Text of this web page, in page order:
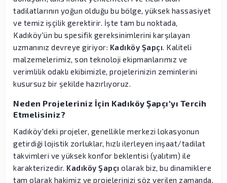
tadilatlarının yoğun olduğu bu bölge, yüksek hassasiyet
ve temiz işçilik gerektirir. İşte tam bu noktada,
Kadıköy'ün bu spesifik gereksinimlerini karşılayan
uzmanınız devreye giriyor: Kadıköy Şapçı. Kaliteli
malzemelerimiz, son teknoloji ekipmanlarımız ve
verimlilik odaklı ekibimizle, projelerinizin zeminlerini
kusursuz bir şekilde hazırlıyoruz.
Neden Projeleriniz İçin Kadıköy Şapçı'yı Tercih
Etmelisiniz?
Kadıköy'deki projeler, genellikle merkezi lokasyonun
getirdiği lojistik zorluklar, hızlı ilerleyen inşaat/tadilat
takvimleri ve yüksek konfor beklentisi (yalıtım) ile
karakterizedir. Kadıköy Şapçı olarak biz, bu dinamiklere
tam olarak hakimiz ve projelerinizi söz verilen zamanda,